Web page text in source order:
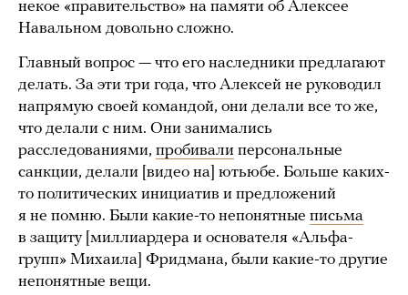
некое «правительство» на памяти об Алексее
Навальном довольно сложно.
Главный вопрос — что его наследники предлагают
делать. За эти три года, что Алексей не руководил
напрямую своей командой, они делали все то же,
что делали с ним. Они занимались
расследованиями, пробивали персональные
санкции, делали [видео на] ютьюбе. Больше каких-
то политических инициатив и предложений
я не помню. Были какие-то непонятные письма
в защиту [миллиардера и основателя «Альфа-
групп» Михаила] Фридмана, были какие-то другие
непонятные вещи.